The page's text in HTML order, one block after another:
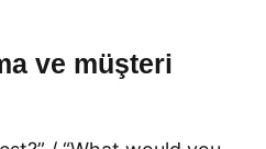
ve müşteri